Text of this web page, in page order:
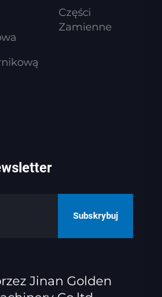
Części
Zamienne
Subskrybuj
Jinan Golden